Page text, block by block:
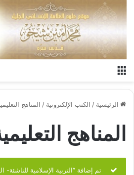
الرئيسية / الكتب الإلكترونية / المناهج
المناهج
تم إضافة “التربية الإسلامية للناشئة-